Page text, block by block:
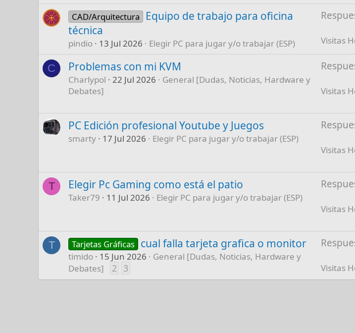
CAD/Arquitectura
Equipo de trabajo para oficina
técnica
pindio 13 Jul 2026 Elegir PC para jugar y/o trabajar (ESP) Visitas
C Problemas con mi KVM
Charlypol 22 Jul 2026
General [Dudas, Noticias, Hardware y
Debates]
Visitas
PC Edición profesional Youtube y Juegos
smarty 17 Jul 2026 Elegir PC para jugar y/o trabajar (ESP)
Visitas
T Elegir Pc Gaming como está el patio
Taker79 11 Jul 2026 Elegir PC para jugar y/o trabajar (ESP)
Visitas
T Tarjetas Gráficas cual falla tarjeta grafica o monitor
timido 15 Jun 2026
General [Dudas, Noticias, Hardware y
Debates]
2 3 Visitas